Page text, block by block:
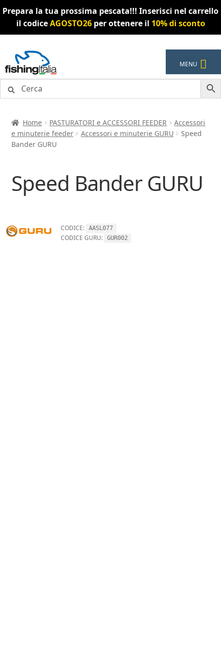
Prepara la tua prossima pescata!!! Inserisci nel carrello
il codiceAGOSTO26per ottenere il 10% di sconto
alla
navigazione
al
contenuto
MENU
Home PASTURATORI e ACCESSORI FEEDER
Accessori
e minuterie feeder
Accessori e minuterie GURU
Speed
Bander GURU
Speed Bander GURU
CODICE: AASL077
CODICE GURU: GUR002